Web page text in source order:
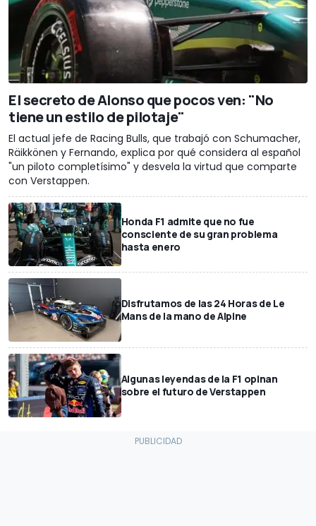
El secreto de Alonso que pocos ven: "No
tiene un estilo de pilotaje"
El actual jefe de Racing Bulls, que trabajó con Schumacher,
Räikkönen y Fernando, explica por qué considera al español
"un piloto completísimo" y desvela la virtud que comparte
con Verstappen.
Honda F1 admite que no fue
consciente de su gran problema
hasta enero
Disfrutamos de las 24 Horas de Le
Mans de la mano de Alpine
Algunas leyendas de la F1 opinan
sobre el futuro de Verstappen